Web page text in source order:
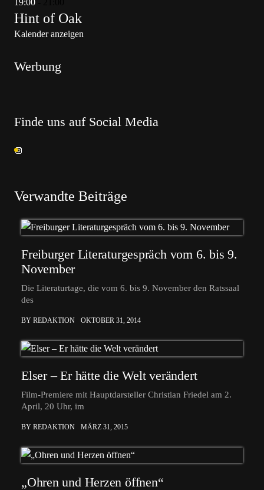
19:00
Hint of Oak
Kalender anzeigen
Werbung
Finde uns auf Social Media
Verwandte Beiträge
Freiburger Literaturgespräch vom 6. bis 9.
November
Die Literaturtage, die vom 6. bis 9. November den Ratssaal
des
BY REDAKTION OKTOBER 31, 2014
Elser – Er hätte die Welt verändert
Film-Premiere mit Hauptdarsteller Christian Friedel am 2.
April, 20 Uhr, im
BY REDAKTION MÄRZ 31, 2015
„Ohren und Herzen öffnen“